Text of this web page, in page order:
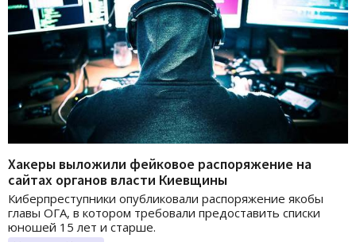
Хакеры выложили фейковое распоряжение на
сайтах органов власти Киевщины
Киберпреступники опубликовали распоряжение якобы
главы ОГА, в котором требовали предоставить списки
юношей 15 лет и старше.